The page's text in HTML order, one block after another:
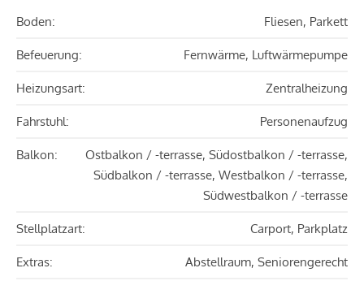
Boden: Fliesen, Parkett
Befeuerung: Fernwärme, Luftwärmepumpe
Heizungsart: Zentralheizung
Fahrstuhl: Personenaufzug
Balkon:
Ostbalkon / -terrasse, Südostbalkon / -terrasse,
Südbalkon / -terrasse, Westbalkon / -terrasse,
Südwestbalkon / -terrasse
Stellplatzart: Carport, Parkplatz
Extras: Abstellraum, Seniorengerecht